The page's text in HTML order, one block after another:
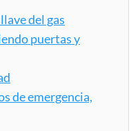
del gas
puertas y
de emergencia,